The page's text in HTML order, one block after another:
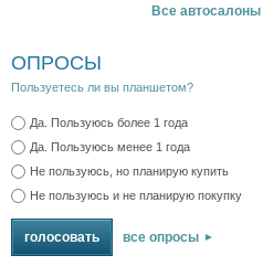
Все автосалоны
ОПРОСЫ
Пользуетесь ли вы планшетом?
Да. Пользуюсь более 1 года
Да. Пользуюсь менее 1 года
Не пользуюсь, но планирую купить
Не пользуюсь и не планирую покупку
все опросы